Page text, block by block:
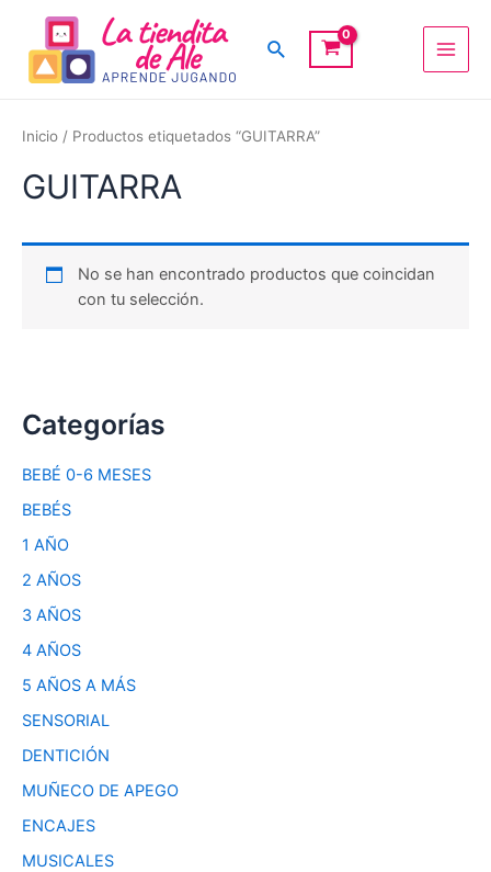
contenido
Buscar
Main
Categorías
BEBÉ 0-6 MESES
BEBÉS
1 AÑO
2 AÑOS
3 AÑOS
4 AÑOS
5 AÑOS A MÁS
SENSORIAL
DENTICIÓN
MUÑECO DE APEGO
ENCAJES
MUSICALES
Inicio / Productos etiquetados “GUITARRA”
GUITARRA
No se han encontrado productos que coincidan
con tu selección.